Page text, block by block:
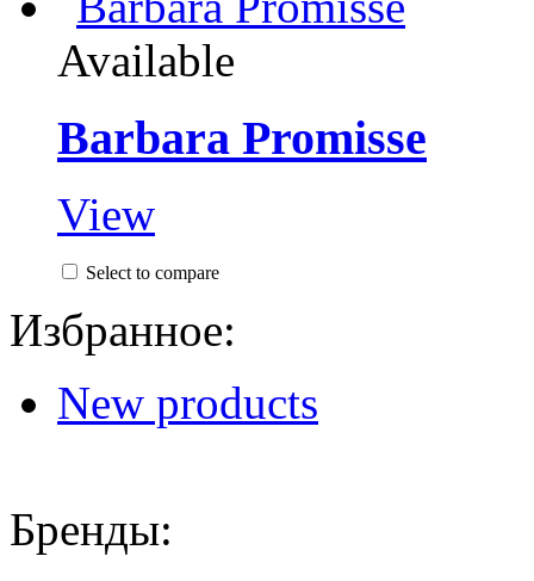
Available
Barbara Promisse
View
Select to compare
Избранное:
New products
Бренды: